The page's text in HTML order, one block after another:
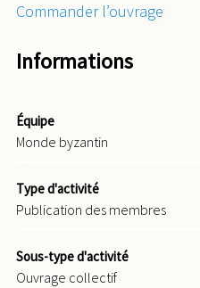
Commander l’ouvrage
Informations
Équipe
Monde byzantin
Type d'activité
Publication des membres
Sous-type d'activité
Ouvrage collectif